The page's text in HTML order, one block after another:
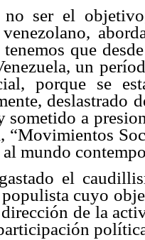
no ser el
tenemos que
un
porque se
deslastrado
sometido a
“Movimientos
al mundo
el
cuyo
de la